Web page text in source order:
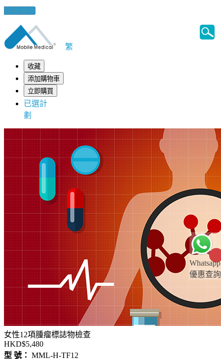
健康錦囊
Whatsapp
優惠查詢
繁
收藏
添加購物車
立即購買
已選計
劃
女性12項腫瘤標誌物檢查
HKD$5,480
型 號： MML-H-TF12